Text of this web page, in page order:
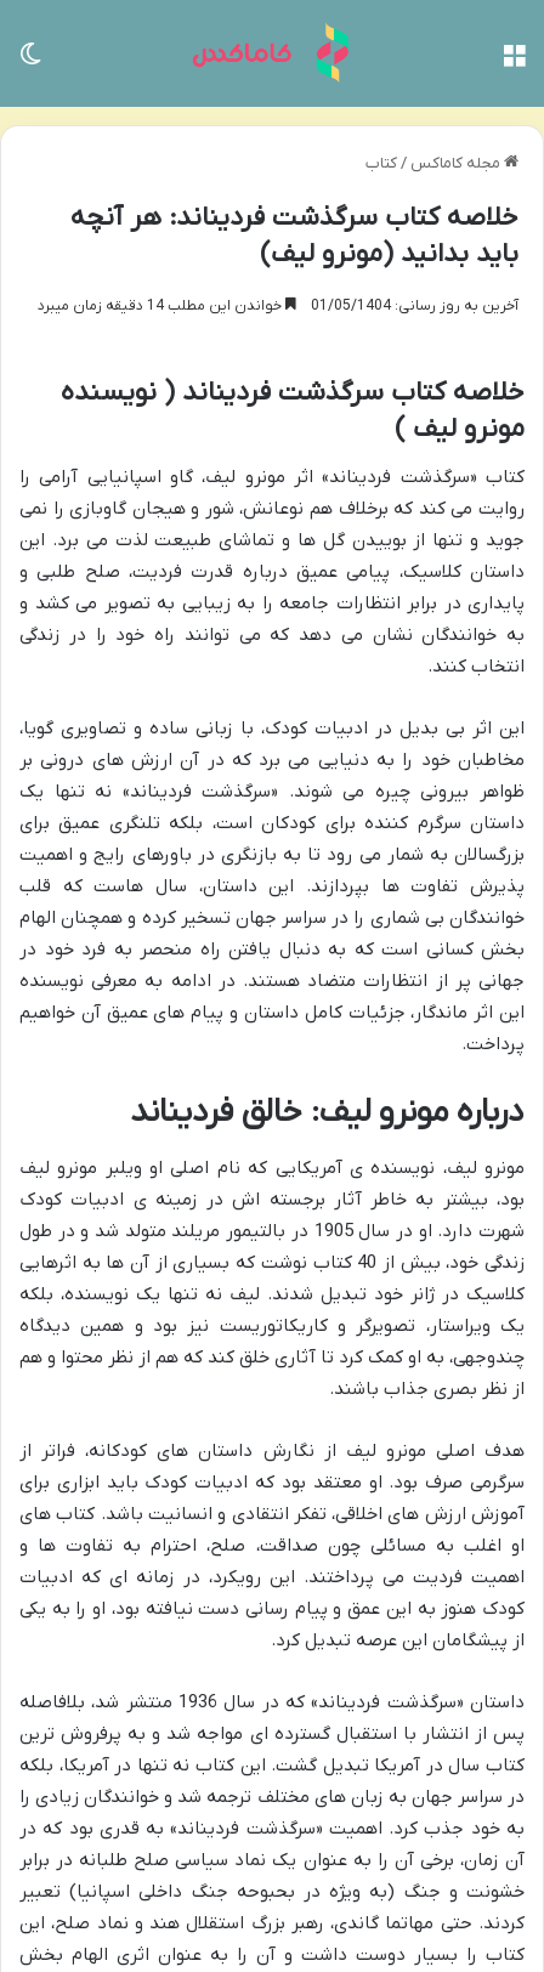
مجله کاماکس /کتاب
خلاصه کتاب سرگذشت فردیناند: هر آنچه
باید بدانید (مونرو لیف)
آخرین به روز رسانی: 01/05/1404 خواندن این مطلب 14 دقیقه زمان میبرد
خلاصه کتاب سرگذشت فردیناند ( نویسنده
مونرو لیف )
کتاب «سرگذشت فردیناند» اثر مونرو لیف، گاو اسپانیایی آرامی را
روایت می کند که برخلاف هم نوعانش، شور و هیجان گاوبازی را نمی
جوید و تنها از بوییدن گل ها و تماشای طبیعت لذت می برد. این
داستان کلاسیک، پیامی عمیق درباره قدرت فردیت، صلح طلبی و
پایداری در برابر انتظارات جامعه را به زیبایی به تصویر می کشد و
به خوانندگان نشان می دهد که می توانند راه خود را در زندگی
انتخاب کنند.
این اثر بی بدیل در ادبیات کودک، با زبانی ساده و تصاویری گویا،
مخاطبان خود را به دنیایی می برد که در آن ارزش های درونی بر
ظواهر بیرونی چیره می شوند. «سرگذشت فردیناند» نه تنها یک
داستان سرگرم کننده برای کودکان است، بلکه تلنگری عمیق برای
بزرگسالان به شمار می رود تا به بازنگری در باورهای رایج و اهمیت
پذیرش تفاوت ها بپردازند. این داستان، سال هاست که قلب
خوانندگان بی شماری را در سراسر جهان تسخیر کرده و همچنان الهام
بخش کسانی است که به دنبال یافتن راه منحصر به فرد خود در
جهانی پر از انتظارات متضاد هستند. در ادامه به معرفی نویسنده
این اثر ماندگار، جزئیات کامل داستان و پیام های عمیق آن خواهیم
پرداخت.
درباره مونرو لیف: خالق فردیناند
مونرو لیف، نویسنده ی آمریکایی که نام اصلی او ویلبر مونرو لیف
بود، بیشتر به خاطر آثار برجسته اش در زمینه ی ادبیات کودک
شهرت دارد. او در سال 1905 در بالتیمور مریلند متولد شد و در طول
زندگی خود، بیش از 40 کتاب نوشت که بسیاری از آن ها به اثرهایی
کلاسیک در ژانر خود تبدیل شدند. لیف نه تنها یک نویسنده، بلکه
یک ویراستار، تصویرگر و کاریکاتوریست نیز بود و همین دیدگاه
چندوجهی، به او کمک کرد تا آثاری خلق کند که هم از نظر محتوا و هم
از نظر بصری جذاب باشند.
هدف اصلی مونرو لیف از نگارش داستان های کودکانه، فراتر از
سرگرمی صرف بود. او معتقد بود که ادبیات کودک باید ابزاری برای
آموزش ارزش های اخلاقی، تفکر انتقادی و انسانیت باشد. کتاب های
او اغلب به مسائلی چون صداقت، صلح، احترام به تفاوت ها و
اهمیت فردیت می پرداختند. این رویکرد، در زمانه ای که ادبیات
کودک هنوز به این عمق و پیام رسانی دست نیافته بود، او را به یکی
از پیشگامان این عرصه تبدیل کرد.
داستان «سرگذشت فردیناند» که در سال 1936 منتشر شد، بلافاصله
پس از انتشار با استقبال گسترده ای مواجه شد و به پرفروش ترین
کتاب سال در آمریکا تبدیل گشت. این کتاب نه تنها در آمریکا، بلکه
در سراسر جهان به زبان های مختلف ترجمه شد و خوانندگان زیادی را
به خود جذب کرد. اهمیت «سرگذشت فردیناند» به قدری بود که در
آن زمان، برخی آن را به عنوان یک نماد سیاسی صلح طلبانه در برابر
خشونت و جنگ (به ویژه در بحبوحه جنگ داخلی اسپانیا) تعبیر
کردند. حتی مهاتما گاندی، رهبر بزرگ استقلال هند و نماد صلح، این
کتاب را بسیار دوست داشت و آن را به عنوان اثری الهام بخش